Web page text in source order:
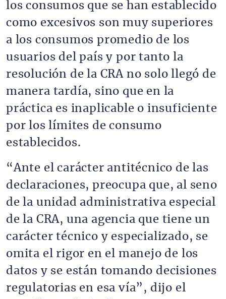
los consumos que se han establecido
como excesivos son muy superiores
a los consumos promedio de los
usuarios del país y por tanto la
resolución de la CRA no solo llegó de
manera tardía, sino que en la
práctica es inaplicable o insuficiente
por los límites de consumo
establecidos.
“Ante el carácter antitécnico de las
declaraciones, preocupa que, al seno
de la unidad administrativa especial
de la CRA, una agencia que tiene un
carácter técnico y especializado, se
omita el rigor en el manejo de los
datos y se están tomando decisiones
regulatorias en esa vía”, dijo el